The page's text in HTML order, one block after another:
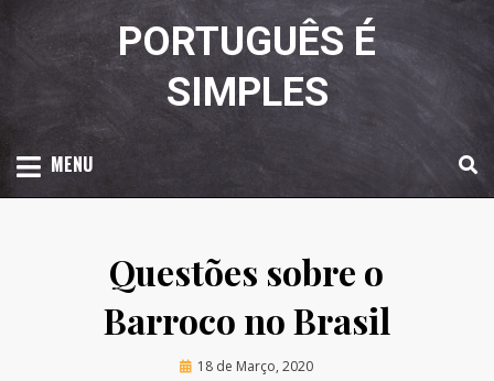
content
PORTUGUÊS É
SIMPLES
MENU
Questões sobre o
Barroco no Brasil
by Luciana Amaral
Posted
18 de Março, 2020